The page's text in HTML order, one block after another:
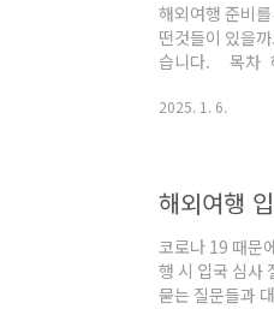
해외여행 준비
떤것들이 있을
습니다. 목차
리스마스와 같
2025. 1. 6.
해외여행
코로나 19 때문
행 시 입국 심사
묻는 질문들과